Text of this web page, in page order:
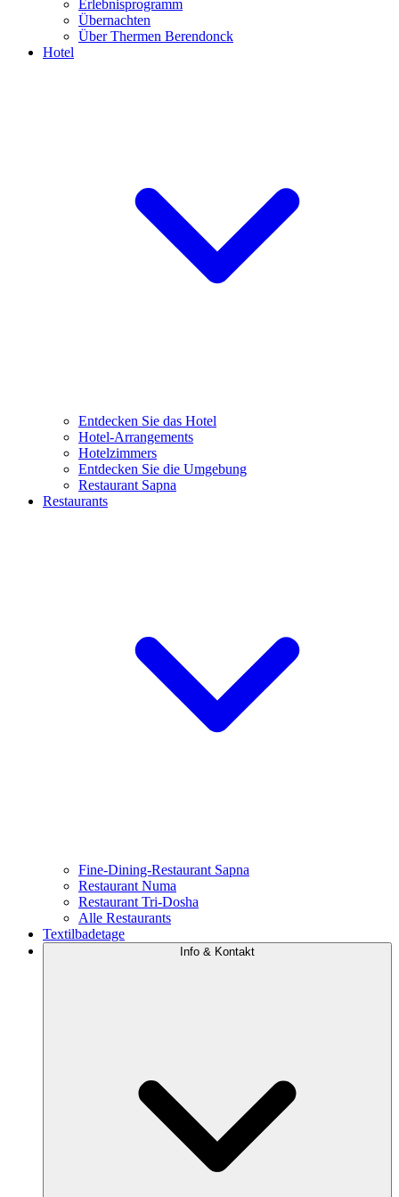
Erlebnisprogramm
Übernachten
Über Thermen Berendonck
Hotel
Entdecken Sie das Hotel
Hotel-Arrangements
Hotelzimmers
Entdecken Sie die Umgebung
Restaurant Sapna
Restaurants
Fine-Dining-Restaurant Sapna
Restaurant Numa
Restaurant Tri-Dosha
Alle Restaurants
Textilbadetage
Info & Kontakt